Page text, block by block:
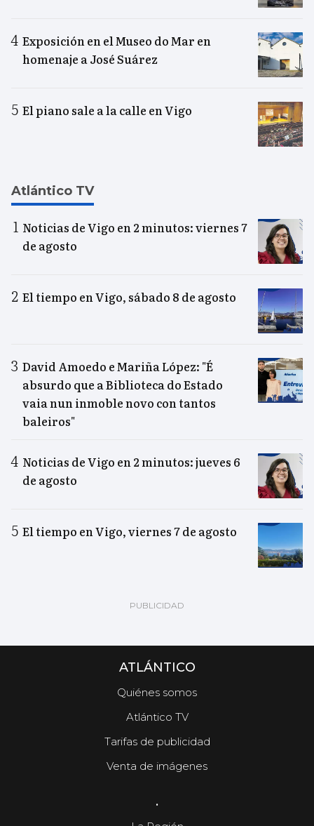
Exposición en el Museo do Mar en
homenaje a José Suárez
El piano sale a la calle en Vigo
Atlántico TV
Noticias de Vigo en 2 minutos: viernes 7
de agosto
El tiempo en Vigo, sábado 8 de agosto
David Amoedo e Mariña López: "É
absurdo que a Biblioteca do Estado
vaia nun inmoble novo con tantos
baleiros"
Noticias de Vigo en 2 minutos: jueves 6
de agosto
El tiempo en Vigo, viernes 7 de agosto
ATLÁNTICO
Quiénes somos
Atlántico TV
Tarifas de publicidad
Venta de imágenes
.